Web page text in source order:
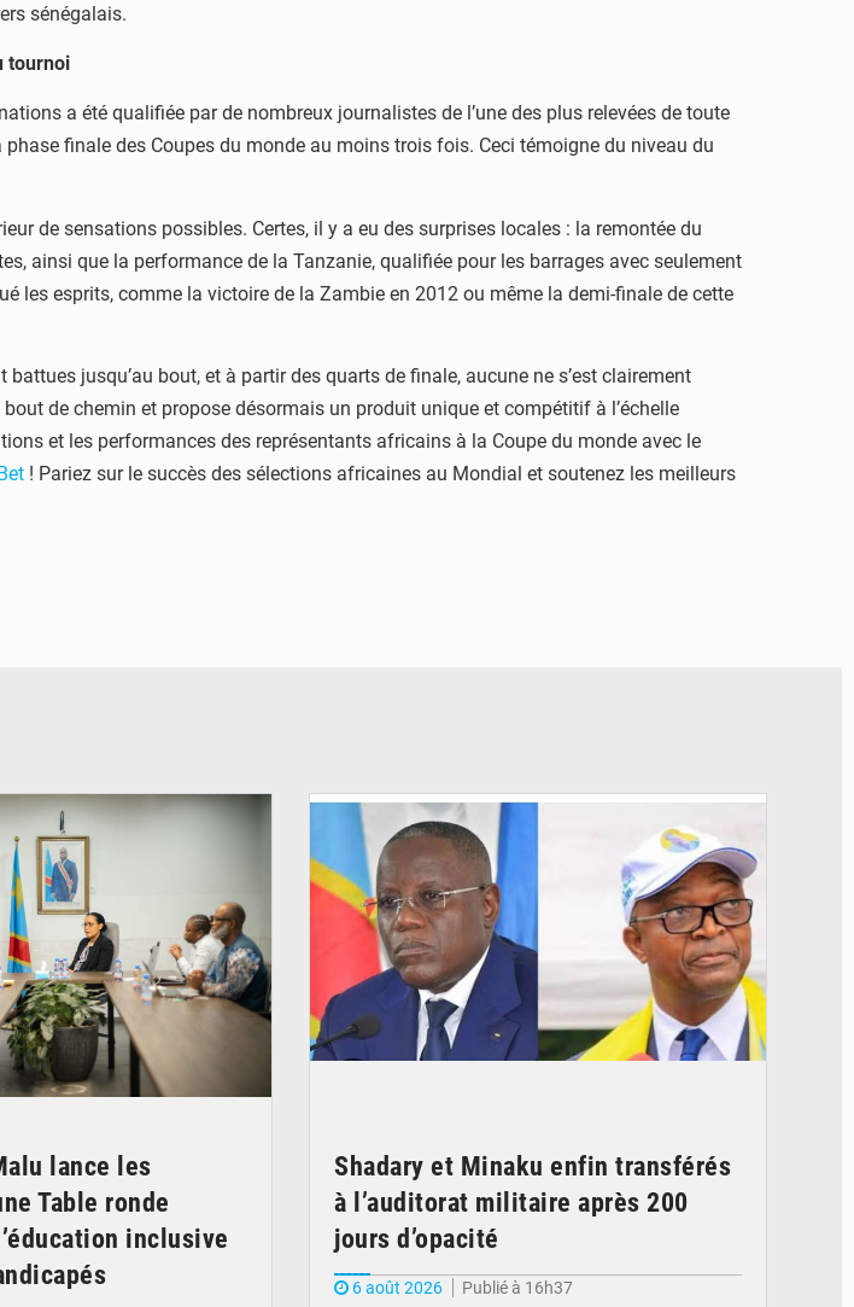
sénégalais.
tournoi
a été qualifiée par de nombreux journalistes de l’une des plus relevées de toute
finale des Coupes du monde au moins trois fois. Ceci témoigne du niveau du
de sensations possibles. Certes, il y a eu des surprises locales : la remontée du
ainsi que la performance de la Tanzanie, qualifiée pour les barrages avec seulement
les esprits, comme la victoire de la Zambie en 2012 ou même la demi-finale de cette
jusqu’au bout, et à partir des quarts de finale, aucune ne s’est clairement
de chemin et propose désormais un produit unique et compétitif à l’échelle
et les performances des représentants africains à la Coupe du monde avec le
! Pariez sur le succès des sélections africaines au Mondial et soutenez les meilleurs
lance les
Table ronde
inclusive
Shadary et Minaku enfin transférés
à l’auditorat militaire après 200
jours d’opacité
6 août 2026
Publié à 16h37